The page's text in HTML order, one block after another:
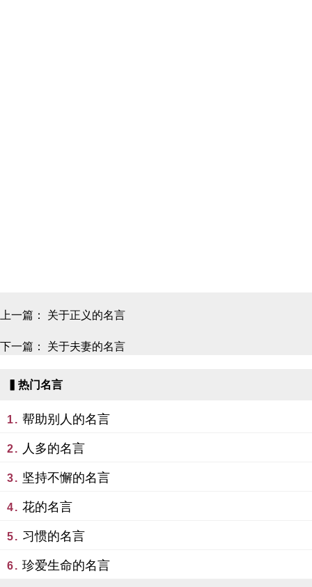
上一篇： 关于正义的名言
下一篇： 关于夫妻的名言
▍热门名言
1. 帮助别人的名言
2. 人多的名言
3. 坚持不懈的名言
4. 花的名言
5. 习惯的名言
6. 珍爱生命的名言